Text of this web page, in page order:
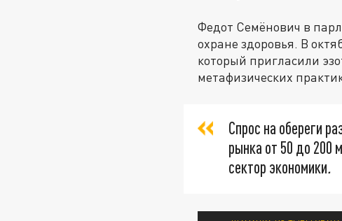
Федот Семёнович в
охране здоровья. В
который пригласили
метафизических
Спрос на обереги
рынка от 50 до 200
сектор экономики.